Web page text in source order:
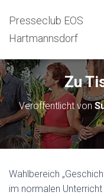
Presseclub EOS
Hartmannsdorf
Zu
Veröffentlicht von
Wahlbereich
im normalen